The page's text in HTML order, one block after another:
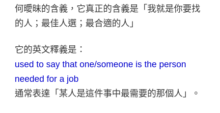
何曖昧的含義，它真正的含義是「我就是你要找
的人；最佳人選；最合適的人」
它的英文釋義是：
used to say that one/someone is the person
needed for a job
通常表達「某人是這件事中最需要的那個人」。